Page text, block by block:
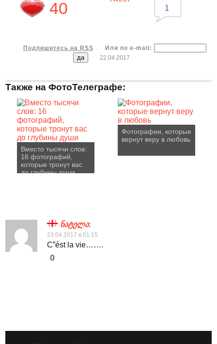
40
1
Подпишитесь на RSS
Или по e-mail:
22.04.2017
Также на ФотоТелеграфе:
Вместо тысячи слов:
16 фотографий,
которые тронут вас
до глубины души
Фотографии, которые
вернут веру в любовь
ნატელა:
23.04.2017 в 01:15
C”ést la vie…….
0